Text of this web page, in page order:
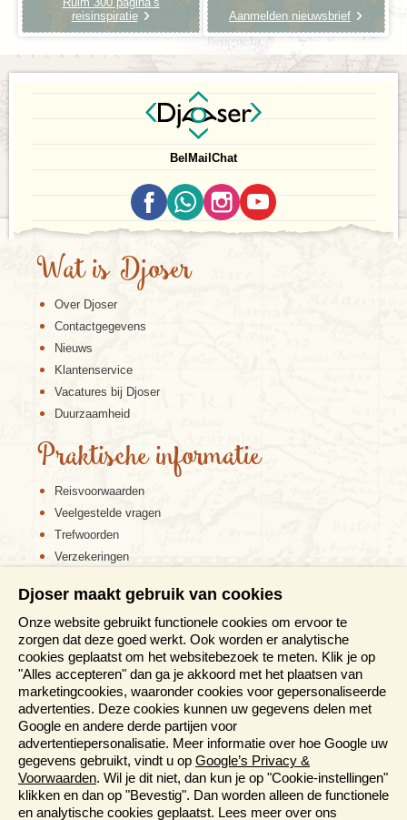
reisinspiratie
Aanmelden nieuwsbrief
Bel Mail Chat
Wat is Djoser
Over Djoser
Contactgegevens
Nieuws
Klantenservice
Vacatures bij Djoser
Duurzaamheid
Praktische informatie
Reisvoorwaarden
Veelgestelde vragen
Trefwoorden
Verzekeringen
Disclaimer
Cookiebeleid
Privacy verklaring
Reis en boek met Djoser zekerheid
Meer weten?
Brochures aanvragen
Informatiedagen
Magazine
Aanmelden nieuwsbrief
Djoser maakt gebruik van cookies
Onze website gebruikt functionele cookies om ervoor te
zorgen dat deze goed werkt. Ook worden er analytische
cookies geplaatst om het websitebezoek te meten. Klik je op
"Alles accepteren" dan ga je akkoord met het plaatsen van
marketingcookies, waaronder cookies voor gepersonaliseerde
advertenties. Deze cookies kunnen uw gegevens delen met
Google en andere derde partijen voor
advertentiepersonalisatie. Meer informatie over hoe Google uw
gegevens gebruikt, vindt u op Google’s Privacy &
Voorwaarden. Wil je dit niet, dan kun je op "Cookie-instellingen"
klikken en dan op "Bevestig". Dan worden alleen de functionele
en analytische cookies geplaatst. Lees meer over ons